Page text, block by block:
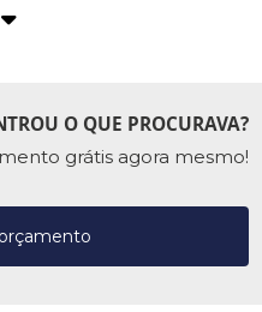
O QUE PROCURAVA?
grátis agora mesmo!